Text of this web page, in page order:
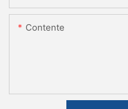
Contente